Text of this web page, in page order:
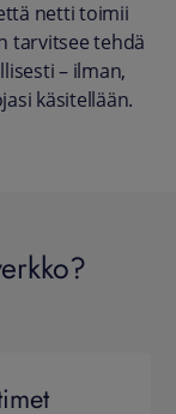
netti toimii
tarvitsee tehdä
– ilman,
käsitellään.